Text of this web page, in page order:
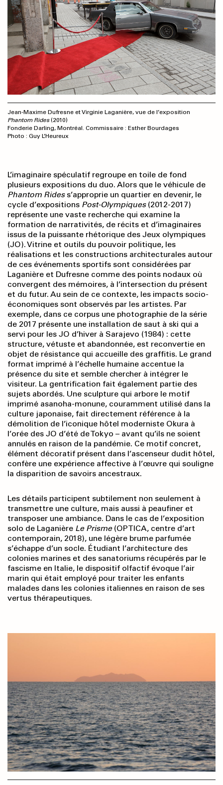
Jean-Maxime Dufresne et Virginie Laganière, vue de l’exposition
Phantom Rides(2010)
Fonderie Darling, Montréal. Commissaire : Esther Bourdages
Photo : Guy L’Heureux
L’imaginaire spéculatif regroupe en toile de fond
plusieurs expositions du duo. Alors que le véhicule de
Phantom Ridess’approprie un quartier en devenir, le
cycle d’expositions Post-Olympiques(2012-2017)
représente une vaste recherche qui examine la
formation de narrativités, de récits et d’imaginaires
issus de la puissante rhétorique des Jeux olympiques
(JO). Vitrine et outils du pouvoir politique, les
réalisations et les constructions architecturales autour
de ces événements sportifs sont considérées par
Laganière et Dufresne comme des points nodaux où
convergent des mémoires, à l’intersection du présent
et du futur. Au sein de ce contexte, les impacts socio-
économiques sont observés par les artistes. Par
exemple, dans ce corpus une photographie de la série
de 2017 présente une installation de saut à ski qui a
servi pour les JO d’hiver à Sarajevo (1984) : cette
structure, vétuste et abandonnée, est reconvertie en
objet de résistance qui accueille des graffitis. Le grand
format imprimé à l’échelle humaine accentue la
présence du site et semble chercher à intégrer le
visiteur. La gentrification fait également partie des
sujets abordés. Une sculpture qui arbore le motif
imprimé asanoha-monune, couramment utilisé dans la
culture japonaise, fait directement référence à la
démolition de l’iconique hôtel moderniste Okura à
l’orée des JO d’été de Tokyo – avant qu’ils ne soient
annulés en raison de la pandémie. Ce motif concret,
élément décoratif présent dans l’ascenseur dudit hôtel,
confère une expérience affective à l’œuvre qui souligne
la disparition de savoirs ancestraux.
Les détails participent subtilement non seulement à
transmettre une culture, mais aussi à peaufiner et
transposer une ambiance. Dans le cas de l’exposition
solo de Laganière Le Prisme(OPTICA, centre d’art
contemporain, 2018), une légère brume parfumée
s’échappe d’un socle. Étudiant l’architecture des
colonies marines et des sanatoriums récupérés par le
fascisme en Italie, le dispositif olfactif évoque l’air
marin qui était employé pour traiter les enfants
malades dans les colonies italiennes en raison de ses
vertus thérapeutiques.